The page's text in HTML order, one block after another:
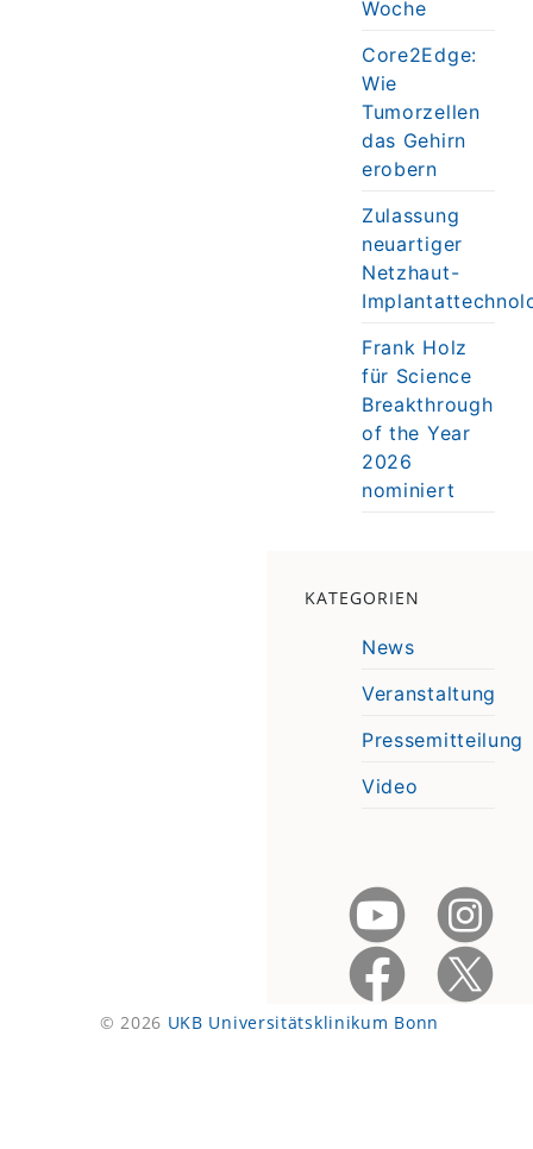
Woche
Core2Edge:
Wie
Tumorzellen
das Gehirn
erobern
Zulassung
neuartiger
Netzhaut-
Frank Holz
für Science
Breakthrough
of the Year
2026
nominiert
KATEGORIEN
News
Veranstaltung
Pressemitteilung
Video
© 2026 UKB Universitätsklinikum Bonn